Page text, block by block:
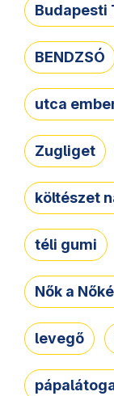
Budapesti
BENDZSÓ
utca
Zugliget
költészet
téli gumi
Nők a
levegő